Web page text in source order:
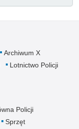
Archiwum X
Lotnictwo Policji
Policji
Sprzęt